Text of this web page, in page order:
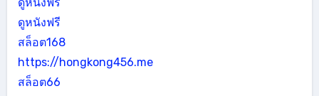
ดูหนังฟรี
สล็อต168
https://hongkong456.me
สล็อต66